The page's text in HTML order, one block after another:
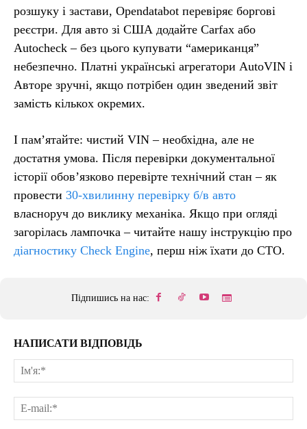
розшуку і застави, Opendatabot перевіряє боргові
реєстри. Для авто зі США додайте Carfax або
Autocheck – без цього купувати “американця”
небезпечно. Платні українські агрегатори AutoVIN і
Авторе зручні, якщо потрібен один зведений звіт
замість кількох окремих.
І пам’ятайте: чистий VIN – необхідна, але не
достатня умова. Після перевірки документальної
історії обов’язково перевірте технічний стан – як
провести 30-хвилинну перевірку б/в авто
власноруч до виклику механіка. Якщо при огляді
загорілась лампочка – читайте нашу інструкцію про
діагностику Check Engine, перш ніж їхати до СТО.
Підпишись на нас:
НАПИСАТИ ВІДПОВІДЬ